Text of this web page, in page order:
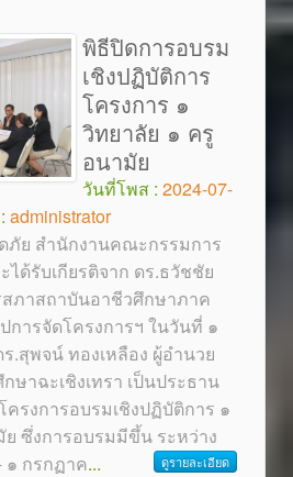
พิธีปิดการอบรม
เชิงปฏิบัติการ
โครงการ ๑
วิทยาลัย ๑ ครู
อนามัย
วันที่โพส : 2024-07-
administrator
ภัย สำนักงานคณะกรรมการ
ด้รับเกียรติจาก ดร.ธวัชชัย
ภาสถาบันอาชีวศึกษาภาค
การจัดโครงการฯ ในวันที่ ๑
สุพจน์ ทองเหลือง ผู้อำนวย
ษาฉะเชิงเทรา เป็นประธาน
รงการอบรมเชิงปฏิบัติการ ๑
ซึ่งการอบรมมีขึ้น ระหว่าง
กรกฏาค... ดูรายละเอียด